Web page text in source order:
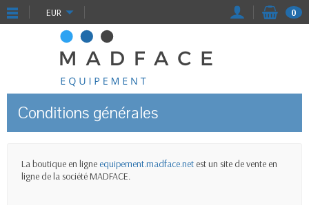
EUR 0
Conditions générales
La boutique en ligne equipement.madface.net est un site de vente en
ligne de la société MADFACE.